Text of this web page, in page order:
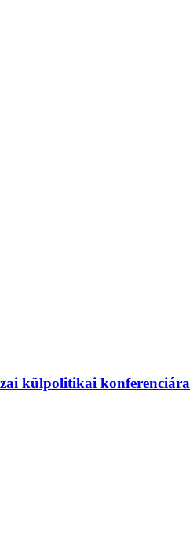
külpolitikai konferenciára